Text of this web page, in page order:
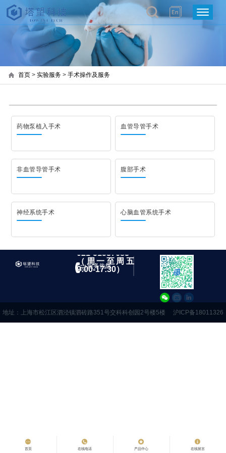
首页 >实验服务 >手术操作及服务
药物泵植入手术 血管导管手术
非血管导管手术 腹部手术
神经系统手术 心脑血管系统手术
首页 在线电话 产品中心 在线留言
服务热线
021-51537683
（周一至周五
9:00-17:30）
地址：上海市松江区泗泾镇泗砖路351号交科科创园2号楼5楼 沪ICP备18011326